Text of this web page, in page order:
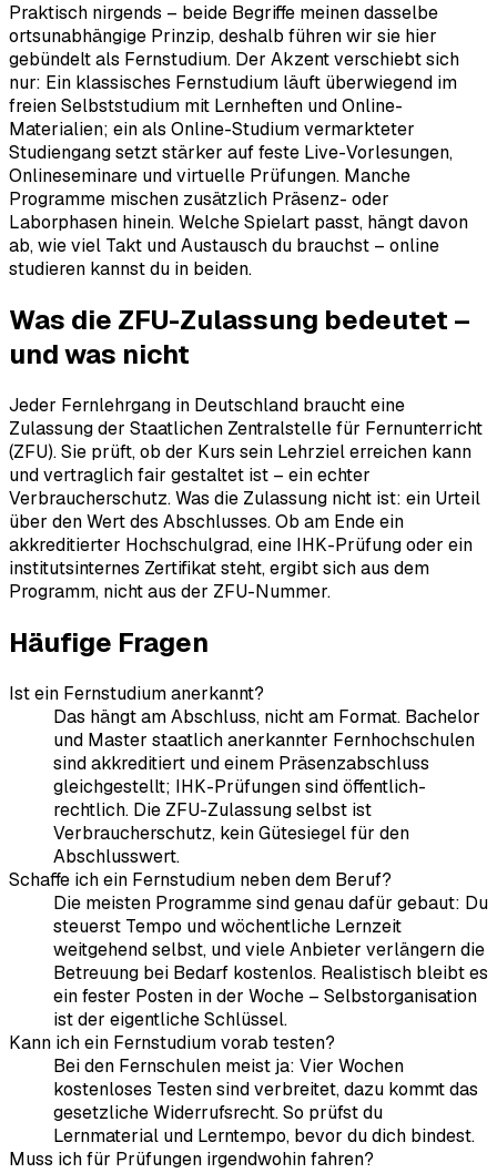
Praktisch nirgends – beide Begriffe meinen dasselbe
ortsunabhängige Prinzip, deshalb führen wir sie hier
gebündelt als Fernstudium. Der Akzent verschiebt sich
nur: Ein klassisches Fernstudium läuft überwiegend im
freien Selbststudium mit Lernheften und Online-
Materialien; ein als Online-Studium vermarkteter
Studiengang setzt stärker auf feste Live-Vorlesungen,
Onlineseminare und virtuelle Prüfungen. Manche
Programme mischen zusätzlich Präsenz- oder
Laborphasen hinein. Welche Spielart passt, hängt davon
ab, wie viel Takt und Austausch du brauchst – online
studieren kannst du in beiden.
Was die ZFU-Zulassung bedeutet –
und was nicht
Jeder Fernlehrgang in Deutschland braucht eine
Zulassung der Staatlichen Zentralstelle für Fernunterricht
(ZFU). Sie prüft, ob der Kurs sein Lehrziel erreichen kann
und vertraglich fair gestaltet ist – ein echter
Verbraucherschutz. Was die Zulassung nicht ist: ein Urteil
über den Wert des Abschlusses. Ob am Ende ein
akkreditierter Hochschulgrad, eine IHK-Prüfung oder ein
institutsinternes Zertifikat steht, ergibt sich aus dem
Programm, nicht aus der ZFU-Nummer.
Häufige Fragen
Ist ein Fernstudium anerkannt?
Das hängt am Abschluss, nicht am Format. Bachelor
und Master staatlich anerkannter Fernhochschulen
sind akkreditiert und einem Präsenzabschluss
gleichgestellt; IHK-Prüfungen sind öffentlich-
rechtlich. Die ZFU-Zulassung selbst ist
Verbraucherschutz, kein Gütesiegel für den
Abschlusswert.
Schaffe ich ein Fernstudium neben dem Beruf?
Die meisten Programme sind genau dafür gebaut: Du
steuerst Tempo und wöchentliche Lernzeit
weitgehend selbst, und viele Anbieter verlängern die
Betreuung bei Bedarf kostenlos. Realistisch bleibt es
ein fester Posten in der Woche – Selbstorganisation
ist der eigentliche Schlüssel.
Kann ich ein Fernstudium vorab testen?
Bei den Fernschulen meist ja: Vier Wochen
kostenloses Testen sind verbreitet, dazu kommt das
gesetzliche Widerrufsrecht. So prüfst du
Lernmaterial und Lerntempo, bevor du dich bindest.
Muss ich für Prüfungen irgendwohin fahren?